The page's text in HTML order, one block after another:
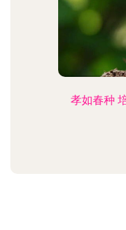
孝如春种